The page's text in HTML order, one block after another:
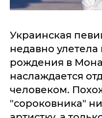
Украинская
недавно улетела
рождения в
наслаждается
человеком.
"сороковника"